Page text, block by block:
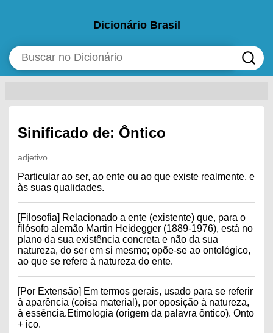
Dicionário Brasil
Sinificado de: Ôntico
adjetivo
Particular ao ser, ao ente ou ao que existe realmente, e
às suas qualidades.
[Filosofia] Relacionado a ente (existente) que, para o
filósofo alemão Martin Heidegger (1889-1976), está no
plano da sua existência concreta e não da sua
natureza, do ser em si mesmo; opõe-se ao ontológico,
ao que se refere à natureza do ente.
[Por Extensão] Em termos gerais, usado para se referir
à aparência (coisa material), por oposição à natureza,
à essência.Etimologia (origem da palavra ôntico). Onto
+ ico.